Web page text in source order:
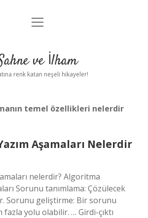
Anasayfa
Yasal Uyarı
menüyü
ve İlham
renk katan neşeli hikayeler!
temel özellikleri nelerdir
Aşamaları Nelerdir
nelerdir? Algoritma
Sorunu tanımlama: Çözülecek
Sorunu geliştirme: Bir sorunu
yolu olabilir. … Girdi-çıktı